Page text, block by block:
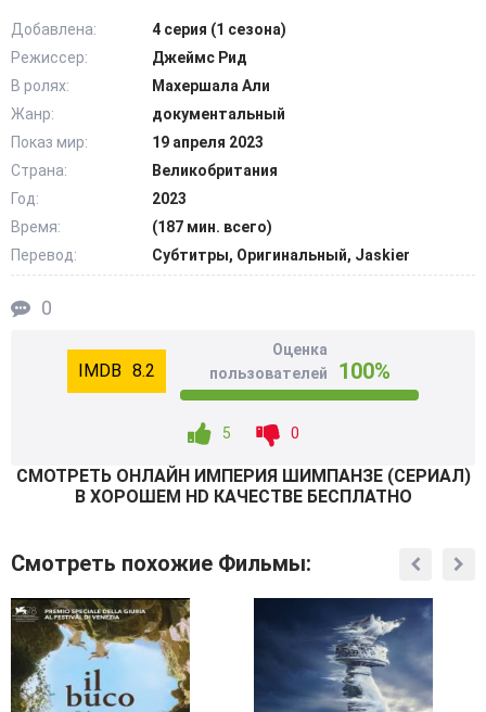
тщательного изучения. Они находятся под присмотром,
выдвигаются стратегии по тому, как они живут и как
выживают в диком мире. Считается, что шимпанзе
является близким родственником человека,
соответственно они больше остальных демонстрируют
невероятно высокие интеллектуальные способности.
Они также проявляют собственные эмоции и пытаются
понравится самкам. Правила жизненного развития
считается вполне суразным. Сильнейшие прекрасного
мира пытаются найти выход, чтобы выжить в суровых
очередные неприятности в развитии их основного рода.
Но у судьбы новые сюрпризы. @Filmix.fan
Добавлена:
4 серия (1 сезона)
Режиссер:
Джеймс Рид
В ролях:
Махершала Али
Жанр:
документальный
Показ мир:
19 апреля 2023
Страна:
Великобритания
Год:
2023
Время:
(187 мин. всего)
Перевод:
Субтитры, Оригинальный, Jaskier
0
8.2
Оценка
пользователей
100%
5 0
СМОТРEТЬ ОНЛАЙН ИМПЕРИЯ ШИМПАНЗЕ (СЕРИАЛ)
В ХОРОШЕМ HD КАЧЕСТВЕ БЕСПЛАТНО
Смотреть похожие Фильмы: